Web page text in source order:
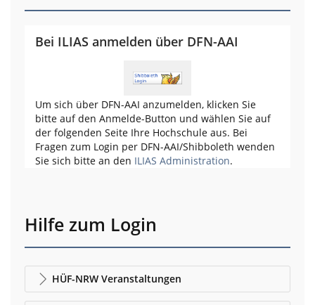
Bei ILIAS anmelden über DFN-AAI
Um sich über DFN-AAI anzumelden, klicken Sie
bitte auf den Anmelde-Button und wählen Sie auf
der folgenden Seite Ihre Hochschule aus. Bei
Fragen zum Login per DFN-AAI/Shibboleth wenden
Sie sich bitte an den ILIAS Administration.
Hilfe zum Login
HÜF-NRW Veranstaltungen